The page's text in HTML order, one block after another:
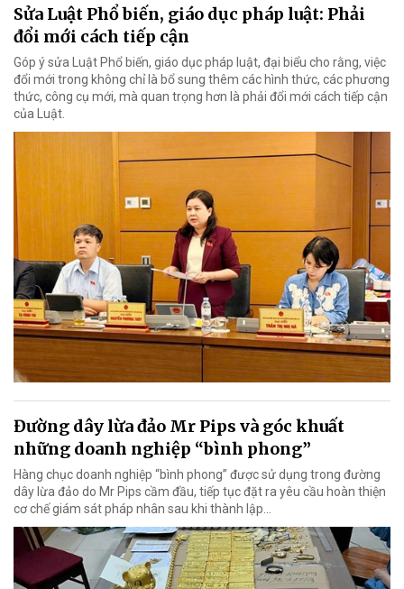
Sửa Luật Phổ biến, giáo dục pháp luật: Phải
đổi mới cách tiếp cận
Góp ý sửa Luật Phổ biến, giáo dục pháp luật, đại biểu cho rằng, việc
đổi mới trong không chỉ là bổ sung thêm các hình thức, các phương
thức, công cụ mới, mà quan trọng hơn là phải đổi mới cách tiếp cận
của Luật.
Đường dây lừa đảo Mr Pips và góc khuất
những doanh nghiệp “bình phong”
Hàng chục doanh nghiệp “bình phong” được sử dụng trong đường
dây lừa đảo do Mr Pips cầm đầu, tiếp tục đặt ra yêu cầu hoàn thiện
cơ chế giám sát pháp nhân sau khi thành lập…